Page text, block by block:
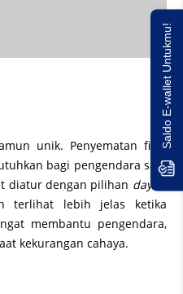
unik. Penyematan fitur
bagi pengendara saat
diatur dengan pilihan day or
terlihat lebih jelas ketika
membantu pengendara,
kekurangan cahaya.
Saldo E-wallet Untukmu!